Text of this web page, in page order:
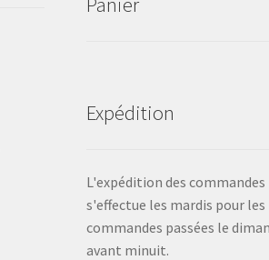
Expédition
L'expédition des commandes
s'effectue les mardis pour les
commandes passées le
avant minuit.